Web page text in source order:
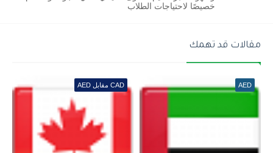
خصيصًا لاحتياجات الطلاب
مقالات قد تهمك
AED CAD مقابل AED